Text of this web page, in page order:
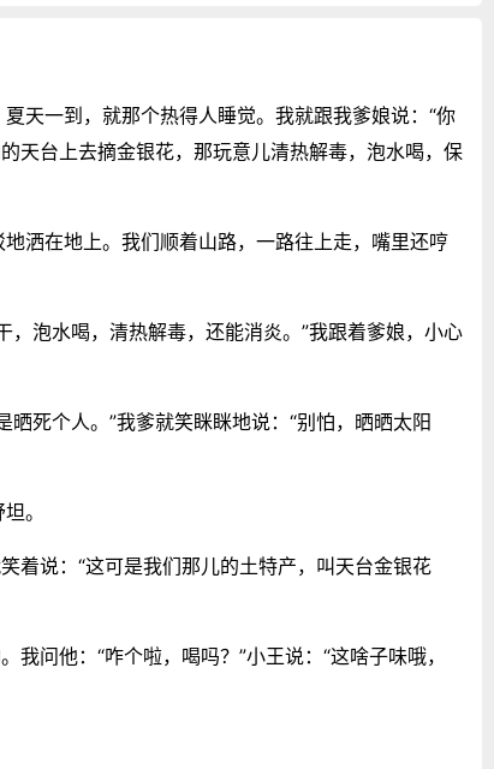
天一到，就那个热得人睡觉。我就跟我爹娘说：“你
天台上去摘金银花，那玩意儿清热解毒，泡水喝，保
洒在地上。我们顺着山路，一路往上走，嘴里还哼
泡水喝，清热解毒，还能消炎。”我跟着爹娘，小心
死个人。”我爹就笑眯眯地说：“别怕，晒晒太阳
。
着说：“这可是我们那儿的土特产，叫天台金银花
问他：“咋个啦，喝吗？”小王说：“这啥子味哦，